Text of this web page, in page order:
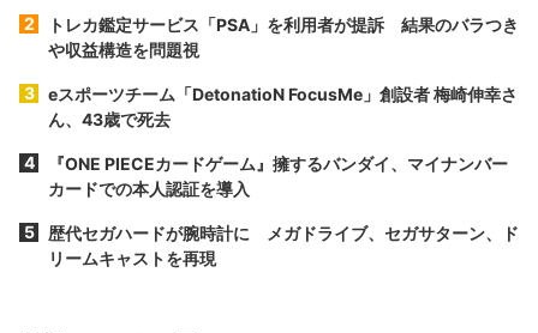
トレカ鑑定サービス「PSA」を利用者が提訴 結果のバラつき
や収益構造を問題視
eスポーツチーム「DetonatioN FocusMe」創設者 梅崎伸幸さ
ん、43歳で死去
『ONE PIECEカードゲーム』擁するバンダイ、マイナンバー
カードでの本人認証を導入
歴代セガハードが腕時計に メガドライブ、セガサターン、ド
リームキャストを再現